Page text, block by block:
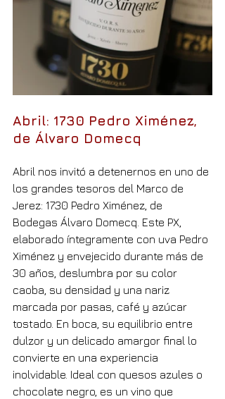
Abril: 1730 Pedro Ximénez,
de Álvaro Domecq
Abril nos invitó a detenernos en uno de
los grandes tesoros del Marco de
Jerez: 1730 Pedro Ximénez, de
Bodegas Álvaro Domecq. Este PX,
elaborado íntegramente con uva Pedro
Ximénez y envejecido durante más de
30 años, deslumbra por su color
caoba, su densidad y una nariz
marcada por pasas, café y azúcar
tostado. En boca, su equilibrio entre
dulzor y un delicado amargor final lo
convierte en una experiencia
inolvidable. Ideal con quesos azules o
chocolate negro, es un vino que